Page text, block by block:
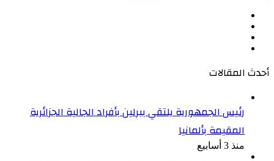
أحدث المقالات
رئيس الجمهورية يلتقي ببرلين بأفراد الجالية الجزائرية
المقيمة بألمانيا
منذ 3 أسابيع